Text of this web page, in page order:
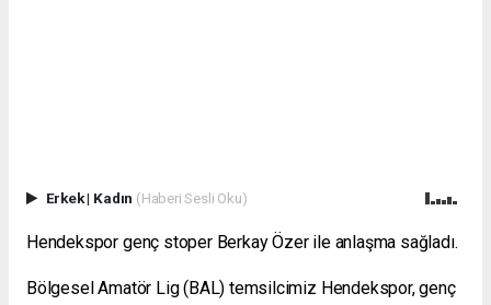
Erkek| Kadın (Haberi Sesli Oku)
Hendekspor genç stoper Berkay Özer ile anlaşma sağladı.
Bölgesel Amatör Lig (BAL) temsilcimiz Hendekspor, genç